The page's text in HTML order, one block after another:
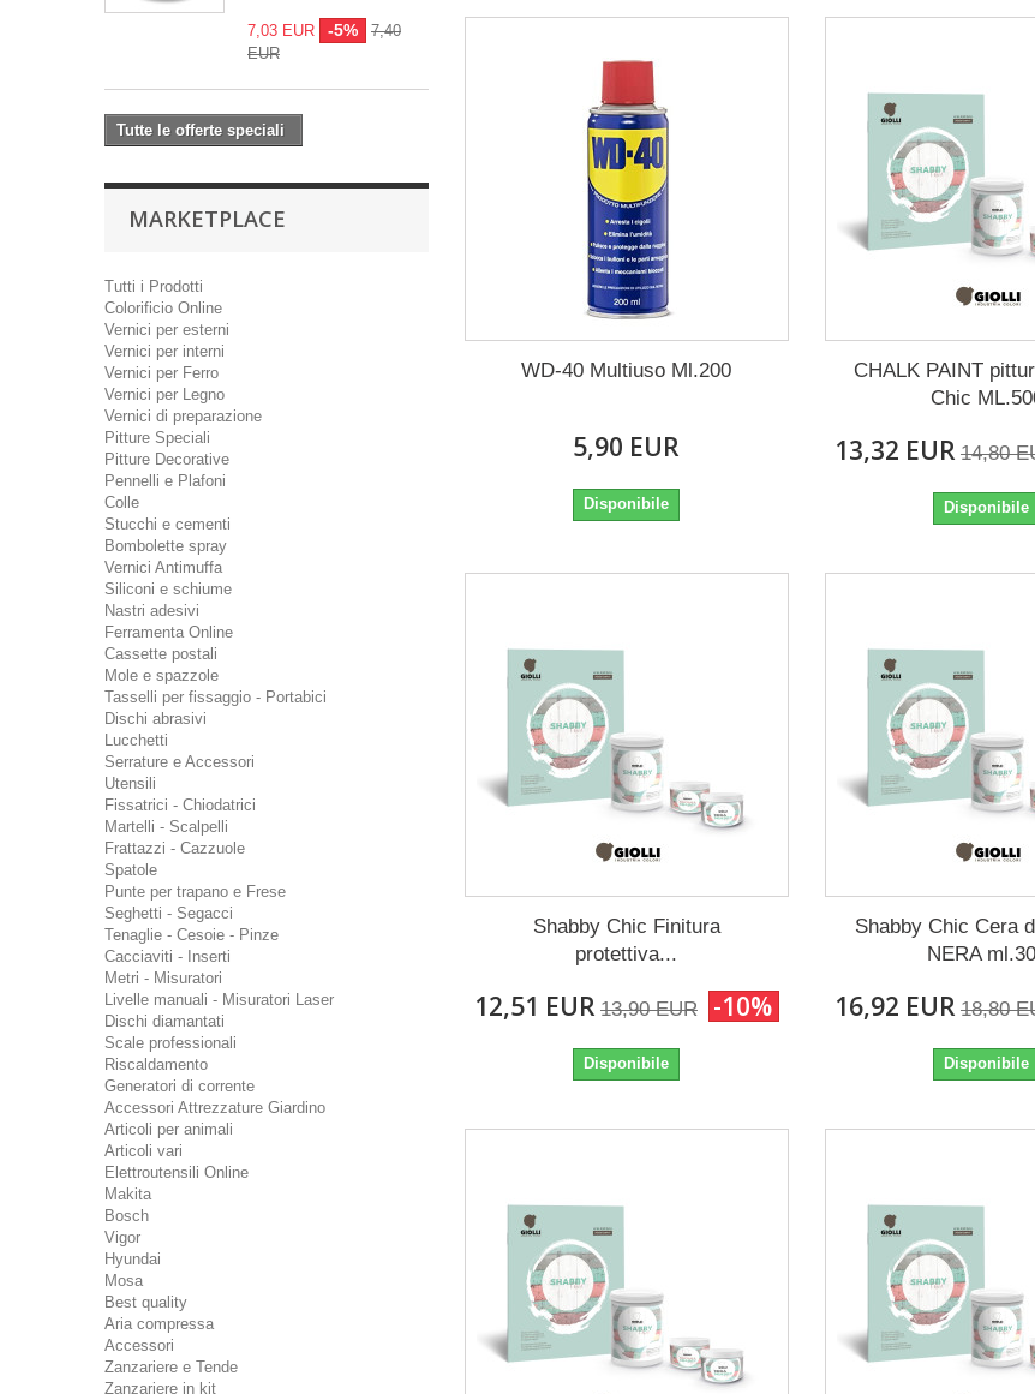
7,03 EUR -5%
7,40
EUR
Tutte le offerte speciali
MARKETPLACE
Tutti i Prodotti
Colorificio Online
Vernici per esterni
Vernici per interni
Vernici per Ferro
Vernici per Legno
Vernici di preparazione
Pitture Speciali
Pitture Decorative
Pennelli e Plafoni
Colle
Stucchi e cementi
Bombolette spray
Vernici Antimuffa
Siliconi e schiume
Nastri adesivi
Ferramenta Online
Cassette postali
Mole e spazzole
Tasselli per fissaggio - Portabici
Dischi abrasivi
Lucchetti
Serrature e Accessori
Utensili
Fissatrici - Chiodatrici
Martelli - Scalpelli
Frattazzi - Cazzuole
Spatole
Punte per trapano e Frese
Seghetti - Segacci
Tenaglie - Cesoie - Pinze
Cacciaviti - Inserti
Metri - Misuratori
Livelle manuali - Misuratori Laser
Dischi diamantati
Scale professionali
Riscaldamento
Generatori di corrente
Accessori Attrezzature Giardino
Articoli per animali
Articoli vari
Elettroutensili Online
Makita
Bosch
Vigor
Hyundai
Mosa
Best quality
Aria compressa
Accessori
Zanzariere e Tende
Zanzariere in kit
WD-40 Multiuso Ml.200
5,90 EUR
Disponibile
CHALK PAINT
Chic
13,32 EUR 14,80
Disponibile
Shabby Chic Finitura
protettiva...
12,51 EUR 13,90 EUR -10%
Disponibile
Shabby Chic Cera
NERA
16,92 EUR 18,80
Disponibile